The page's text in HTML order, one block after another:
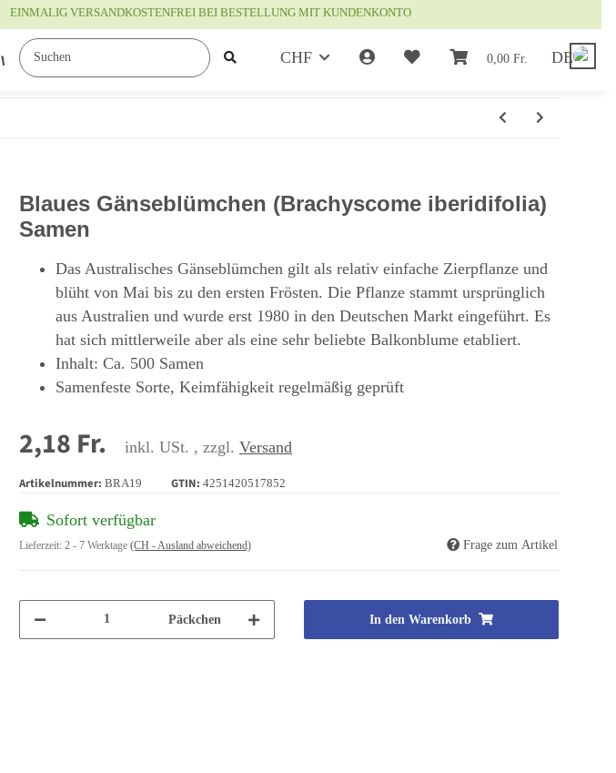
EINMALIG VERSANDKOSTENFREI BEI BESTELLUNG MIT KUNDENKONTO
CHF 0,00 Fr. DE
Wissenswertes
Blaues Gänseblümchen (Brachyscome iberidifolia)
Samen
Das Australisches Gänseblümchen gilt als relativ einfache Zierpflanze und
blüht von Mai bis zu den ersten Frösten. Die Pflanze stammt ursprünglich
aus Australien und wurde erst 1980 in den Deutschen Markt eingeführt. Es
hat sich mittlerweile aber als eine sehr beliebte Balkonblume etabliert.
Inhalt: Ca. 500 Samen
Samenfeste Sorte, Keimfähigkeit regelmäßig geprüft
2,18 Fr. inkl. USt. , zzgl. Versand
Artikelnummer: BRA19 GTIN: 4251420517852
Sofort verfügbar
Lieferzeit: 2 - 7 Werktage (CH - Ausland abweichend) Frage zum Artikel
Päckchen In den Warenkorb